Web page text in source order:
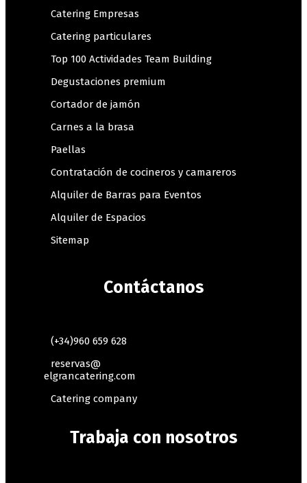
Catering Empresas
Catering particulares
Top 100 Actividades Team Building
Degustaciones premium
Cortador de jamón
Carnes a la brasa
Paellas
Contratación de cocineros y camareros
Alquiler de Barras para Eventos
Alquiler de Espacios
Sitemap
Contáctanos
(+34)960 659 628
reservas@
elgrancatering.com
Catering company
Trabaja con nosotros